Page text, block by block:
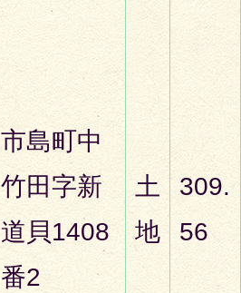
市島町中
竹田字新
道貝1408
番2
土
地
309.
56